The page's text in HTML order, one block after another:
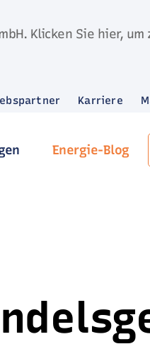
Klicken Sie hier, um
Karriere
Energie-Blog